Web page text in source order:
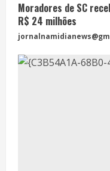
Moradores de SC
R$ 24 milhões